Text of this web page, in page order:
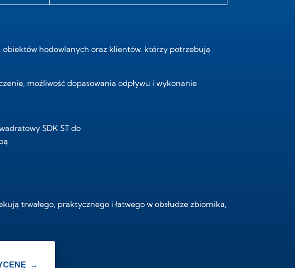
obiektów hodowlanych oraz klientów, którzy potrzebują
możliwość dopasowania odpływu i wykonanie
trwałego, praktycznego i łatwego w obsłudze zbiornika,
→